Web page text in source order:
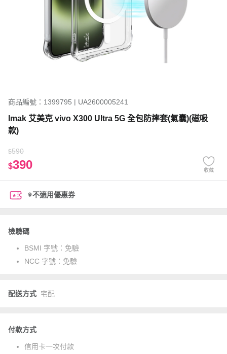
商品編號：1399795 | UA2600005241
Imak 艾美克 vivo X300 Ultra 5G 全包防摔套(氣囊)(磁吸
款)
$590
$390 收藏
※不適用優惠券
檢驗碼
BSMI 字號： 免驗
NCC 字號： 免驗
配送方式 宅配
付款方式
信用卡一次付款